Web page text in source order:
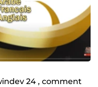
24 , comment